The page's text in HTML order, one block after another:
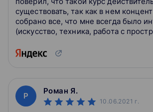
презентация, планирование и
разработка и визуализация идеи
задача
Итоговый проект
Создание проекта по реальному брифу от
заказчиков студии Avocado Toast
существовать, так как в нем
собрано все, что мне всегда было
(искусство, техника, работа с
Р
Роман Я.
10.06.2021 г.